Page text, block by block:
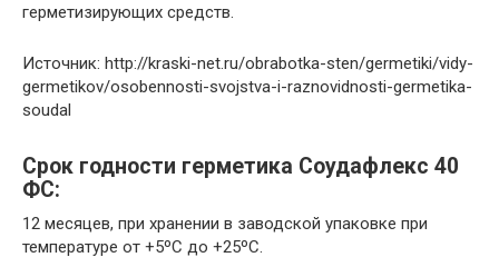
герметизирующих средств.
Источник: http://kraski-net.ru/obrabotka-sten/germetiki/vidy-
germetikov/osobennosti-svojstva-i-raznovidnosti-germetika-
soudal
Срок годности герметика Соудафлекс 40
ФС:
12 месяцев, при хранении в заводской упаковке при
температуре от +5ºС до +25ºC.